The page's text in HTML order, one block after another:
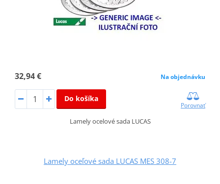
32,94 € Na objednávku
Do košíka
Porovnať
Lamely ocelové sada LUCAS
Lamely oceľové sada LUCAS MES 308-7